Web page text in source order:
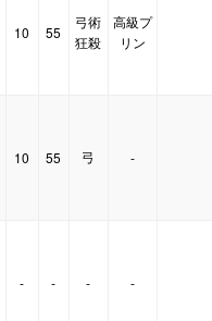
10 55
弓術
狂殺
高級プ
リン
10 55 弓 -
- - - -